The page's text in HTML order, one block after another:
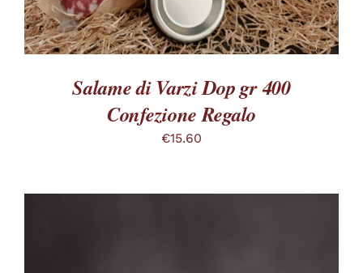
OPZIONI
POSSONO
ESSERE
NELLA
PAGINA
DEL
PRODOTTO
Salame di Varzi Dop gr 400
Confezione Regalo
€15.60